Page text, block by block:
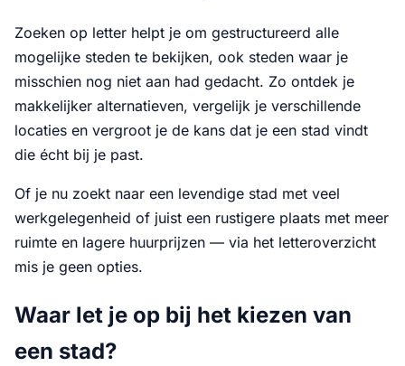
Zoeken op letter helpt je om gestructureerd alle
mogelijke steden te bekijken, ook steden waar je
misschien nog niet aan had gedacht. Zo ontdek je
makkelijker alternatieven, vergelijk je verschillende
locaties en vergroot je de kans dat je een stad vindt
die écht bij je past.
Of je nu zoekt naar een levendige stad met veel
werkgelegenheid of juist een rustigere plaats met meer
ruimte en lagere huurprijzen — via het letteroverzicht
mis je geen opties.
Waar let je op bij het kiezen van
een stad?